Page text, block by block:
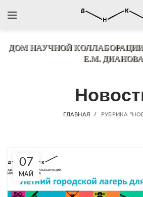
ДОМ НАУЧНОЙ
Е.М. ДИАНОВА
ГЛАВНАЯ РУБРИКА
07
МАЙ